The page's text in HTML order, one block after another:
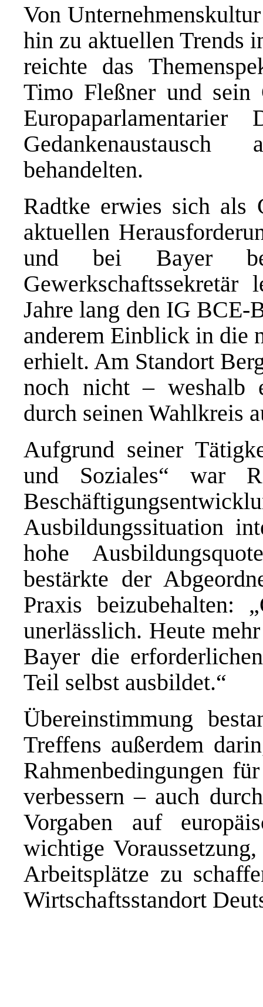
Von
hin zu aktuellen Trends
reichte das
Timo Fleßner und sein
behandelten.
Radtke erwies sich als
aktuellen
und bei Bayer
Jahre lang den IG BCE-
anderem Einblick in die
erhielt. Am Standort
noch nicht – weshalb
durch seinen Wahlkreis
Aufgrund seiner
und Soziales“ war
Ausbildungssituation
hohe
bestärkte der
Praxis beizubehalten:
unerlässlich. Heute
Bayer die
Teil selbst ausbildet.“
Übereinstimmung
Treffens außerdem
Rahmenbedingungen
verbessern – auch
Vorgaben auf
wichtige
Arbeitsplätze zu
Wirtschaftsstandort